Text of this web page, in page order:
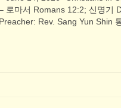
로마서 Romans 12:2; 신명기
Preacher: Rev. Sang Yun Shin